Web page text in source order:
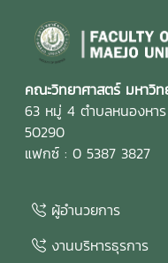
องค์กรและการจัดการศึ
ประเมินคุณภาพการศึกษา
ให้ข้อเสนอแนะต่อรายงา
(EdPEx Report) โดยพิจ
และความสอดคล้องของผ
EdPEx พร้อมแลกเปลี่ยน
ยกระดับคุณภาพของรายง
ดร.รัชพล สันติวรากร ป
วิศวกรรมศาสตร์ มหาวิท
คณะวิทยาศาสตร์ มหาวิท
63 หมู่ 4 ตำบลหนองหาร
50290
แฟกซ์ : 0 5387 3827
ผู้อำนวยการ
งานบริหารธุรการ